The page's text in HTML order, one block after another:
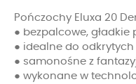
Pończochy Eluxa 20
● bezpalcowe, gładkie
● idealne do
● samonośne z
● wykonane w